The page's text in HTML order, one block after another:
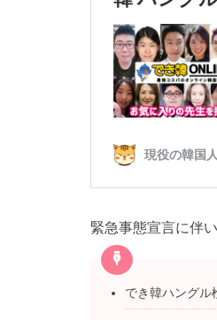
緊急事態宣言に伴
でき韓ハングル